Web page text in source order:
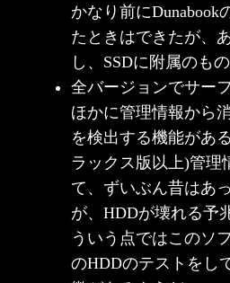
かなり前にDunabook
たときはできたが、
し、SSDに附属のも
全バージョンでサー
ほかに管理情報から
を検出する機能があ
ラックス版以上)管理
て、ずいぶん昔はあ
が、HDDが壊れる予
ういう点ではこのソ
のHDDのテストをし